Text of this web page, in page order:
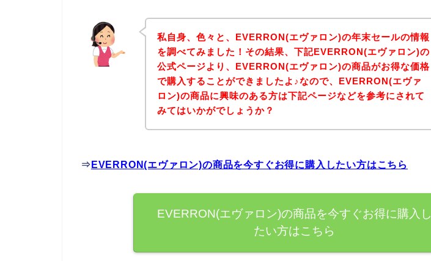
私自身、色々と、EVERRON(エヴァロン)の年末セールの情報
を調べてみました！その結果、下記EVERRON(エヴァロン)の
公式ページより、EVERRON(エヴァロン)の商品がお得な価格
で購入することができましたよ♪なので、EVERRON(エヴァ
ロン)の商品に興味のある方は下記ページなどを参考にされて
みてはいかがでしょうか？
⇒ EVERRON(エヴァロン)の商品を今すぐお得に購入したい方はこちら
EVERRON(エヴァロン)の商品を今すぐお得に購入し
たい方はこちら